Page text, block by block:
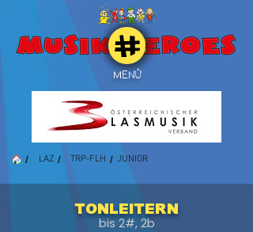
MENÜ
/ LAZ / TRP-FLH / JUNIOR
Tonleitern
bis 2#, 2b